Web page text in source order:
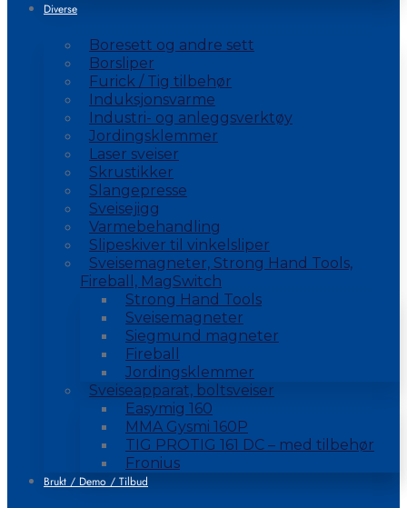
Diverse
Boresett og andre sett
Borsliper
Furick / Tig tilbehør
Induksjonsvarme
Industri- og anleggsverktøy
Jordingsklemmer
Laser sveiser
Skrustikker
Slangepresse
Sveisejigg
Varmebehandling
Slipeskiver til vinkelsliper
Sveisemagneter, Strong Hand Tools,
Fireball, MagSwitch
Strong Hand Tools
Sveisemagneter
Siegmund magneter
Fireball
Jordingsklemmer
Sveiseapparat, boltsveiser
Easymig 160
MMA Gysmi 160P
TIG PROTIG 161 DC – med tilbehør
Fronius
Brukt / Demo / Tilbud